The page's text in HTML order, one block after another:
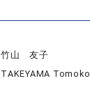
竹山 友子
TAKEYAMA Tomoko